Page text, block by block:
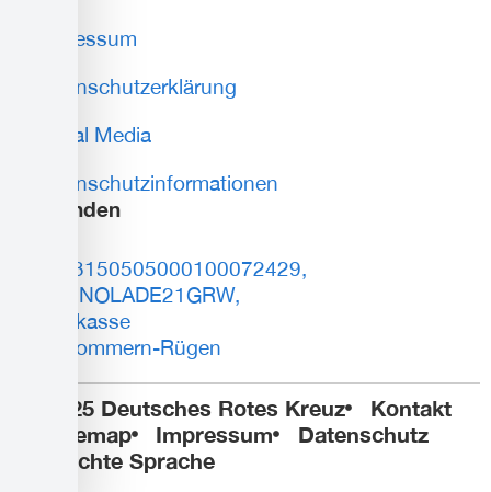
Impressum
Datenschutzerklärung
Social Media
Datenschutzinformationen
Spenden
DE93150505000100072429,
BIC: NOLADE21GRW,
Sparkasse
Vorpommern-Rügen
© 2025 Deutsches Rotes Kreuz
Kontakt
Sitemap
Impressum
Datenschutz
Leichte Sprache